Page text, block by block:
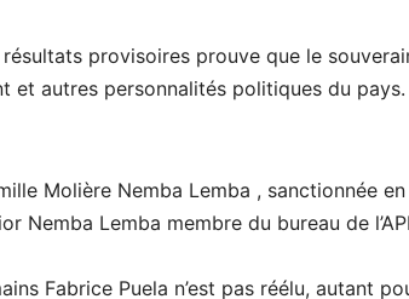
provisoires prouve que le
et autres personnalités politiques du pays.
Molière Nemba Lemba , sanctionnée
Nemba Lemba membre du bureau de
Fabrice Puela n’est pas réélu, autant